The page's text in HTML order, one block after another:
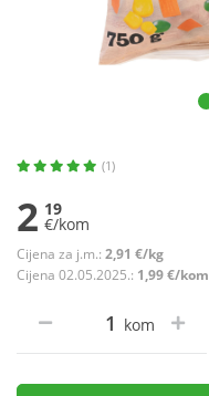
(1)
2 19
€/kom
Cijena za j.m.: 2,91 €/kg
Cijena 02.05.2025.: 1,99 €/kom
kom